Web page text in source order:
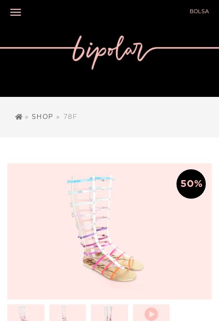
Toggle navigation BOLSA
» SHOP » 78F
50%